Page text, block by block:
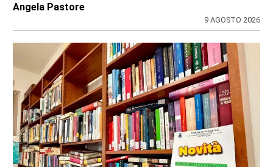
Angela Pastore
9 AGOSTO 2026